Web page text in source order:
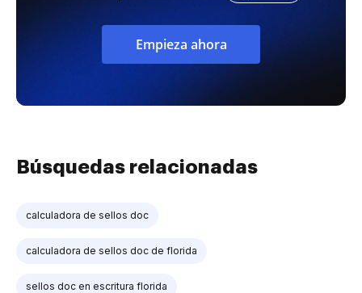
Empieza ahora
Búsquedas relacionadas
calculadora de sellos doc
calculadora de sellos doc de florida
sellos doc en escritura florida